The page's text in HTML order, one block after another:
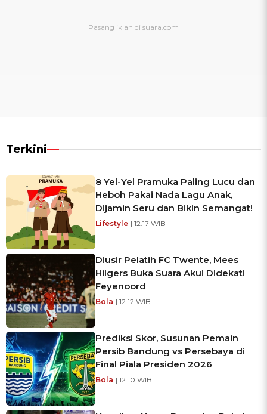
Terkini
8 Yel-Yel Pramuka Paling Lucu dan
Heboh Pakai Nada Lagu Anak,
Dijamin Seru dan Bikin Semangat!
Lifestyle | 12:17 WIB
Diusir Pelatih FC Twente, Mees
Hilgers Buka Suara Akui Didekati
Feyenoord
Bola | 12:12 WIB
Prediksi Skor, Susunan Pemain
Persib Bandung vs Persebaya di
Final Piala Presiden 2026
Bola | 12:10 WIB